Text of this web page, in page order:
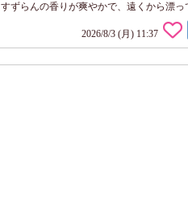
ずらんの香りが爽やかで、遠くから漂っ
絶妙で香りが強すぎないのが嬉しいです
になじませて使うと、髪1本１に弾力感
見えます。 サラストンな軽やか髪です☆
2026/8/3 (月) 11:37